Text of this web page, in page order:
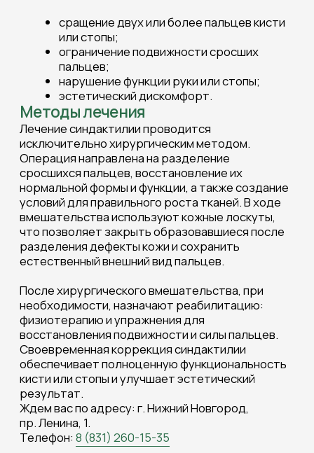
Своевременная коррекция синдактилии
обеспечивает полноценную функциональность
кисти или стопы и улучшает эстетический
результат.
Ждем вас по адресу: г. Нижний Новгород,
пр. Ленина, 1.
Телефон:
8 (831) 260-15-35
СТОИМОСТЬ УСЛУГ
ООО Клиника «Анастасия»
Прейскурант от 03.01.2026г.
Указанные на сайте цены не являются
публичной офертой. Стоимость услуг
устанавливается и оплачивается согласно
Прейскурантам Клиники и Центра,
действующим на момент оказания услуги.